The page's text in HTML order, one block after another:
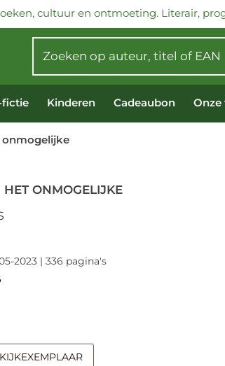
cultuur en ontmoeting. Literair,
fictie Kinderen Cadeaubon Onze
onmogelijke
HET ONMOGELIJKE
2023 | 336 pagina's